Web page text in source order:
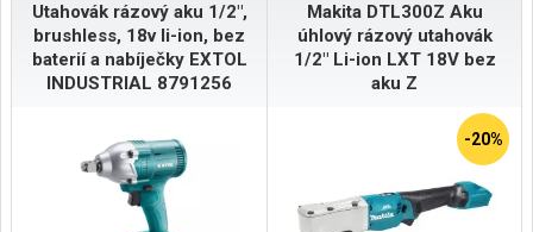
Utahovák rázový aku 1/2",
brushless, 18v li-ion, bez
baterií a nabíječky EXTOL
INDUSTRIAL 8791256
Makita DTL300Z Aku
úhlový rázový utahovák
1/2" Li-ion LXT 18V bez
aku Z
-20%